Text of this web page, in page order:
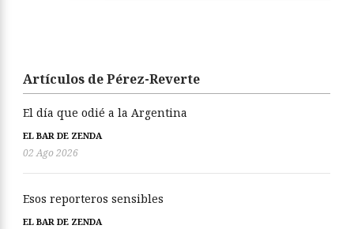
Artículos de Pérez-Reverte
El día que odié a la Argentina
EL BAR DE ZENDA
02 Ago 2026
Esos reporteros sensibles
EL BAR DE ZENDA